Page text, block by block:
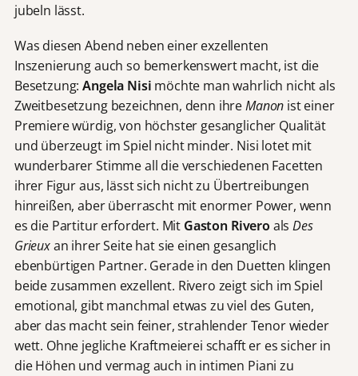
jubeln lässt.
Was diesen Abend neben einer exzellenten
Inszenierung auch so bemerkenswert macht, ist die
Besetzung:Angela Nisi möchte man wahrlich nicht als
Zweitbesetzung bezeichnen, denn ihreManon ist einer
Premiere würdig, von höchster gesanglicher Qualität
und überzeugt im Spiel nicht minder. Nisi lotet mit
wunderbarer Stimme all die verschiedenen Facetten
ihrer Figur aus, lässt sich nicht zu Übertreibungen
hinreißen, aber überrascht mit enormer Power, wenn
es die Partitur erfordert. Mit Gaston Rivero alsDes
Grieuxan ihrer Seite hat sie einen gesanglich
ebenbürtigen Partner. Gerade in den Duetten klingen
beide zusammen exzellent. Rivero zeigt sich im Spiel
emotional, gibt manchmal etwas zu viel des Guten,
aber das macht sein feiner, strahlender Tenor wieder
wett. Ohne jegliche Kraftmeierei schafft er es sicher in
die Höhen und vermag auch in intimen Piani zu